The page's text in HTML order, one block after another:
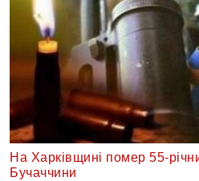
На Харківщині помер 55-
Бучаччини